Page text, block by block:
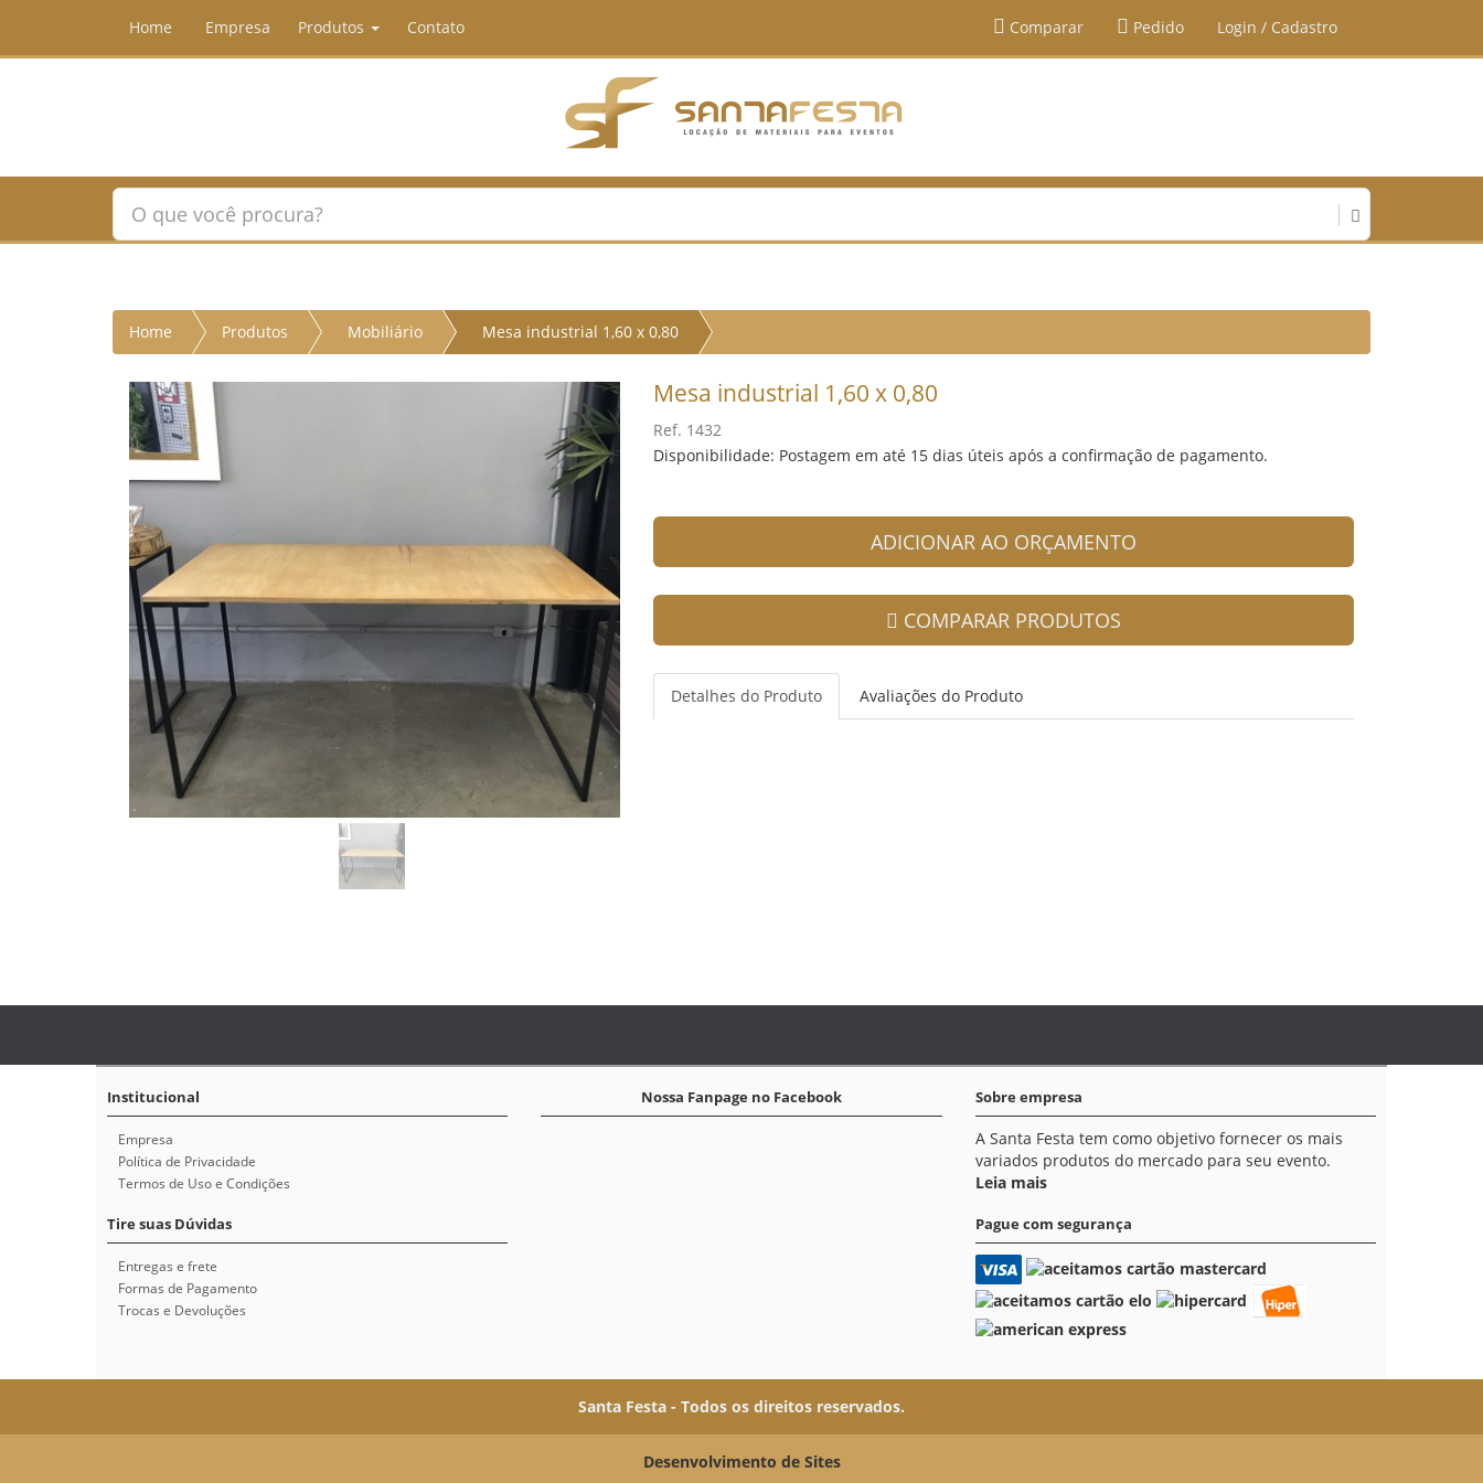
Home Empresa Produtos Contato Comparar Pedido Login / Cadastro
Home Produtos Mobiliário Mesa industrial 1,60 x 0,80
Mesa industrial 1,60 x 0,80
Ref. 1432
Disponibilidade: Postagem em até 15 dias úteis após a confirmação de pagamento.
ADICIONAR AO ORÇAMENTO
COMPARAR PRODUTOS
Detalhes do Produto Avaliações do Produto
Institucional
Empresa
Política de Privacidade
Termos de Uso e Condições
Tire suas Dúvidas
Entregas e frete
Formas de Pagamento
Trocas e Devoluções
Nossa Fanpage no Facebook Sobre empresa
A Santa Festa tem como objetivo fornecer os mais
variados produtos do mercado para seu evento.
Leia mais
Pague com segurança
Santa Festa - Todos os direitos reservados.
Desenvolvimento de Sites